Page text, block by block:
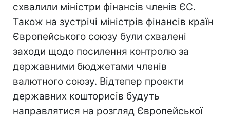
схвалили міністри фінансів членів ЄС.
Також на зустрічі міністрів фінансів країн
Європейського союзу були схвалені
заходи щодо посилення контролю за
державними бюджетами членів
валютного союзу. Відтепер проекти
державних кошторисів будуть
направлятися на розгляд Європейської